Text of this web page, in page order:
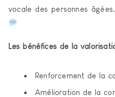
vocale des personnes
Les bénéfices de la
Renforcement de la
Amélioration de la